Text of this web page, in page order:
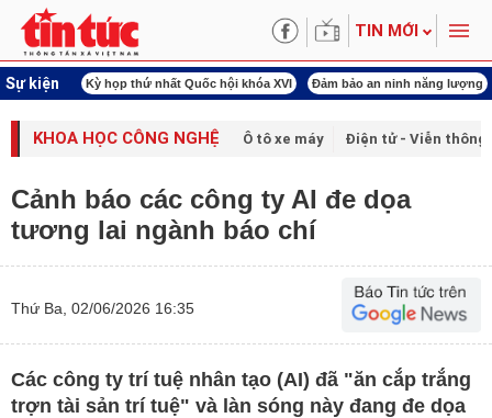
TIN MỚI
Sự kiện
Cup 2026 Kỳ họp thứ nhất Quốc hội khóa XVI Đảm bảo an ninh năng lượng
KHOA HỌC CÔNG NGHỆ Ô tô xe máy Điện tử - Viễn thông
Cảnh báo các công ty AI đe dọa
tương lai ngành báo chí
Thứ Ba, 02/06/2026 16:35
Các công ty trí tuệ nhân tạo (AI) đã "ăn cắp trắng
trợn tài sản trí tuệ" và làn sóng này đang đe dọa